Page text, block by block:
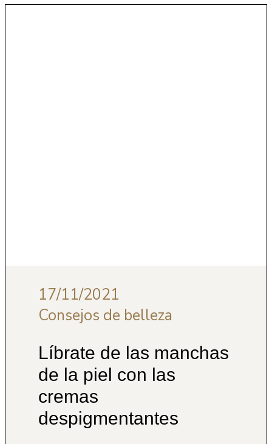
17/11/2021
Consejos de belleza
Líbrate de las manchas
de la piel con las
cremas
despigmentantes